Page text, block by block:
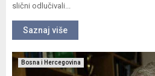
slični odlučivali...
Saznaj više
Bosna i Hercegovina